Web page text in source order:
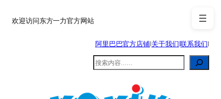
至欢迎访问东方一力官方网站
阿里巴巴官方店铺|关于我们|联系我们|
搜
索